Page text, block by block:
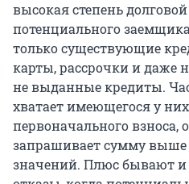
высокая степень
потенциального
только существующие
карты, рассрочки и даже
не выданные кредиты.
хватает имеющегося у
первоначального взноса,
запрашивает сумму
значений. Плюс бывают и